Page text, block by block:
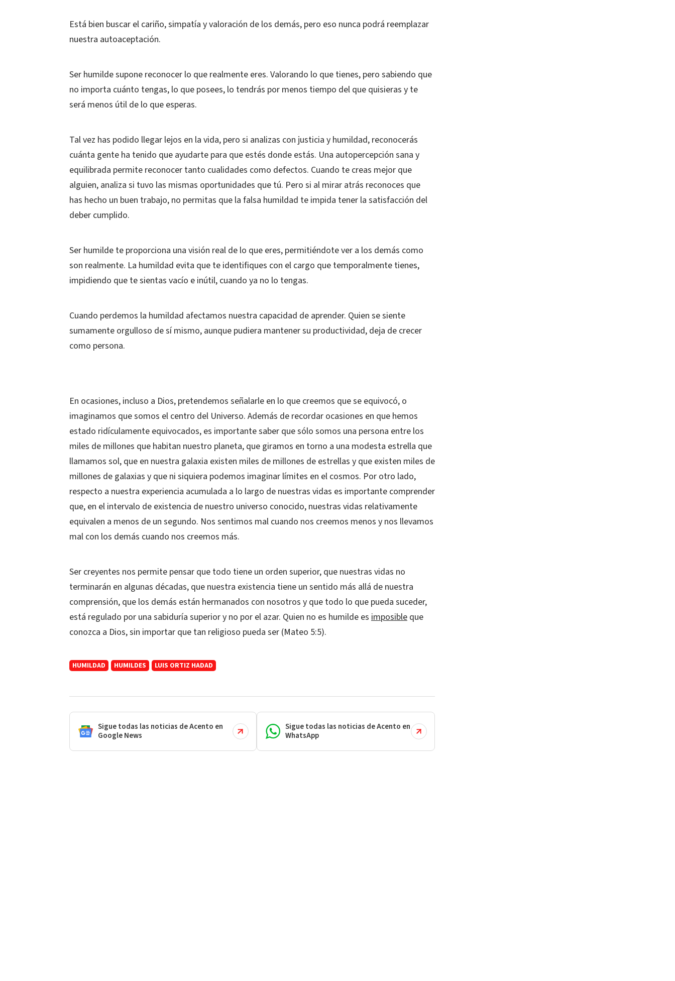
Está bien buscar el cariño, simpatía y valoración de los demás, pero eso nunca podrá reemplazar
nuestra autoaceptación.
Ser humilde supone reconocer lo que realmente eres. Valorando lo que tienes, pero sabiendo que
no importa cuánto tengas, lo que posees, lo tendrás por menos tiempo del que quisieras y te
será menos útil de lo que esperas.
Tal vez has podido llegar lejos en la vida, pero si analizas con justicia y humildad, reconocerás
cuánta gente ha tenido que ayudarte para que estés donde estás. Una autopercepción sana y
equilibrada permite reconocer tanto cualidades como defectos. Cuando te creas mejor que
alguien, analiza si tuvo las mismas oportunidades que tú. Pero si al mirar atrás reconoces que
has hecho un buen trabajo, no permitas que la falsa humildad te impida tener la satisfacción del
deber cumplido.
Ser humilde te proporciona una visión real de lo que eres, permitiéndote ver a los demás como
son realmente. La humildad evita que te identifiques con el cargo que temporalmente tienes,
impidiendo que te sientas vacío e inútil, cuando ya no lo tengas.
Cuando perdemos la humildad afectamos nuestra capacidad de aprender. Quien se siente
sumamente orgulloso de sí mismo, aunque pudiera mantener su productividad, deja de crecer
como persona.
En ocasiones, incluso a Dios, pretendemos señalarle en lo que creemos que se equivocó, o
imaginamos que somos el centro del Universo. Además de recordar ocasiones en que hemos
estado ridículamente equivocados, es importante saber que sólo somos una persona entre los
miles de millones que habitan nuestro planeta, que giramos en torno a una modesta estrella que
llamamos sol, que en nuestra galaxia existen miles de millones de estrellas y que existen miles de
millones de galaxias y que ni siquiera podemos imaginar límites en el cosmos. Por otro lado,
respecto a nuestra experiencia acumulada a lo largo de nuestras vidas es importante comprender
que, en el intervalo de existencia de nuestro universo conocido, nuestras vidas relativamente
equivalen a menos de un segundo. Nos sentimos mal cuando nos creemos menos y nos llevamos
mal con los demás cuando nos creemos más.
Ser creyentes nos permite pensar que todo tiene un orden superior, que nuestras vidas no
terminarán en algunas décadas, que nuestra existencia tiene un sentido más allá de nuestra
comprensión, que los demás están hermanados con nosotros y que todo lo que pueda suceder,
está regulado por una sabiduría superior y no por el azar. Quien no es humilde es imposible que
conozca a Dios, sin importar que tan religioso pueda ser (Mateo 5:5).
HUMILDAD HUMILDES LUIS ORTIZ HADAD
Sigue todas las noticias de Acento en
Google News
Sigue todas las noticias de Acento en
WhatsApp